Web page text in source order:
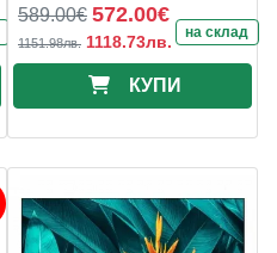
589.00€ 572.00€
1151.98лв. 1118.73лв. на склад
КУПИ